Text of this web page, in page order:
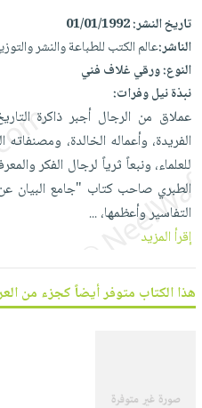
على
Android
تحميل
iKitab
على
Apple
masmu3
على
Apple
جوائز
أجهزة
العناية
الشخصية
العناية
وتصفيف
الشعر
العناية
بالجسم
العناية
بالأسنان
الحمية
والتغذية
المطبخ
والسفرة
الكل
أواني
الطهي
أدوات
الخبز
أدوات
الأوعية
والتخزين
متجر
الهدايا
أقسام
الأكثر
مبيعاً
العودة
للمدارس
منزلية
شحن
مجاني
بنود
مختارة
اشتراكات
صندوق
تاريخ النشر:01/01/1992
الناشر:عالم الكتب للطباعة والنشر
النوع:ورقي غلاف فني
نبذة نيل وفرات:
عملاق من الرجال أجبر ذاكرة
الفريدة، وأعماله الخالدة،
للعلماء، ونبعاً ثرياً لرجال الفكر
الطبري صاحب كتاب "جامع البيان
التفاسير وأعظمها،...
إقرأ المزيد
هذا الكتاب متوفر أيضاً كجزء من